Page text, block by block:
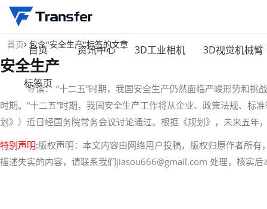
首页 资讯中心 3D工业相机 3D视觉机械臂
标签页
首页 包含"安全生产"标签的文章
安全生产
导读： “十二五”时期，我国安全生产仍然面临严峻形势和挑战
时期。“十二五”时期，我国安全生产工作将从企业、政策法规、
划》）近日经国务院常务会议讨论通过。根据《规划》，未来五
特别声明:版权声明：本文内容由网络用户投稿，版权归原作者所
描述失实的内容，请联系我们jiasou666@gmail.com 处理，核实